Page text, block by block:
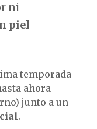
ni
piel
temporada
ahora
junto a un
.